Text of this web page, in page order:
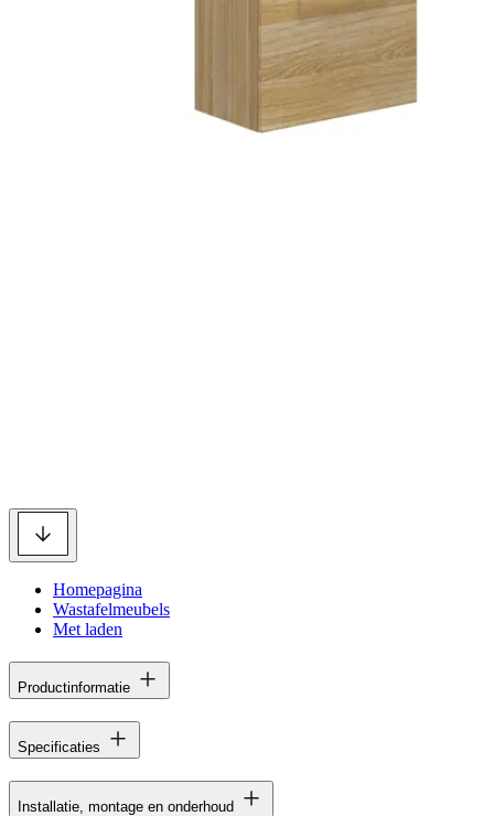
Homepagina
Wastafelmeubels
Met laden
Productinformatie
Specificaties
Installatie, montage en onderhoud